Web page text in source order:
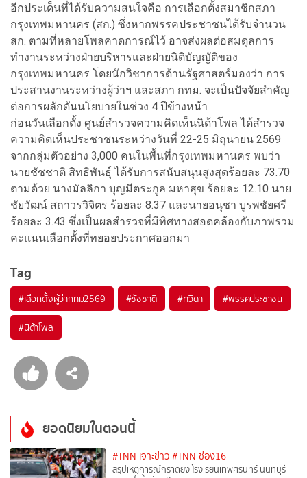
อีกประเด็นที่ได้รับความสนใจคือ การเลือกตั้งสมาชิกสภา
กรุงเทพมหานคร (สก.) ซึ่งหากพรรคประชาชนได้รับจำนวน
สก. ตามที่หลายโพลคาดการณ์ไว้ อาจส่งผลต่อสมดุลการ
ทำงานระหว่างฝ่ายบริหารและฝ่ายนิติบัญญัติของ
กรุงเทพมหานคร โดยนักวิชาการด้านรัฐศาสตร์มองว่า การ
ประสานงานระหว่างผู้ว่าฯ และสภา กทม. จะเป็นปัจจัยสำคัญ
ต่อการผลักดันนโยบายในช่วง 4 ปีข้างหน้า
ก่อนวันเลือกตั้ง ศูนย์สำรวจความคิดเห็นนิด้าโพล ได้สำรวจ
ความคิดเห็นประชาชนระหว่างวันที่ 22-25 มิถุนายน 2569
จากกลุ่มตัวอย่าง 3,000 คนในพื้นที่กรุงเทพมหานคร พบว่า
นายชัชชาติ สิทธิพันธุ์ ได้รับการสนับสนุนสูงสุดร้อยละ 73.70
ตามด้วย นางมัลลิกา บุญมีตระกูล มหาสุข ร้อยละ 12.10 นาย
ชัยวัฒน์ สถาวรวิจิตร ร้อยละ 8.37 และนายอนุชา บูรพชัยศรี
ร้อยละ 3.43 ซึ่งเป็นผลสำรวจที่มีทิศทางสอดคล้องกับภาพรวม
คะแนนเลือกตั้งที่ทยอยประกาศออกมา
Tag
#เลือกตั้งผู้ว่ากทม2569 #ชัชชาติ #ทวิดา #พรรคประชาชน
#นิด้าโพล
ยอดนิยมในตอนนี้
#TNN เจาะข่าว #TNN ช่อง16
สรุปเหตุการณ์กราดยิง โรงเรียนเทพศิรินทร์ นนทบุรี